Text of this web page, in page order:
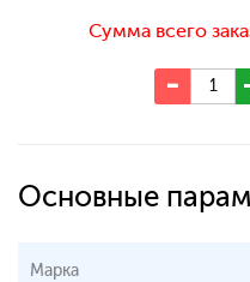
Сумма всего
Основные
Марка